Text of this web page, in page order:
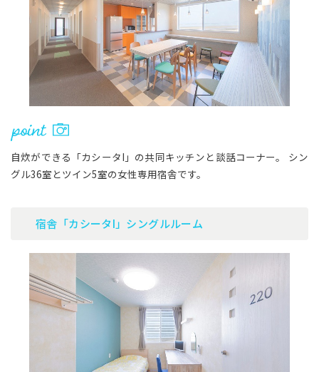
自炊ができる「カシータI」の共同キッチンと談話コーナー。 シン
グル36室とツイン5室の女性専用宿舎です。
宿舎「カシータI」シングルルーム